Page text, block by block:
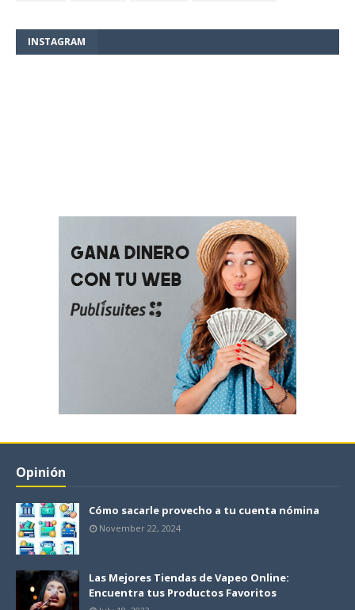
INSTAGRAM
Opinión
Cómo sacarle provecho a tu cuenta nómina
November 22, 2024
Las Mejores Tiendas de Vapeo Online:
Encuentra tus Productos Favoritos